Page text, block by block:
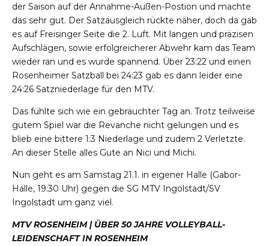
der Saison auf der Annahme-Außen-Postion und machte
das sehr gut. Der Satzausgleich rückte näher, doch da gab
es auf Freisinger Seite die 2. Luft. Mit langen und präzisen
Aufschlägen, sowie erfolgreicherer Abwehr kam das Team
wieder ran und es wurde spannend. Über 23:22 und einen
Rosenheimer Satzball bei 24:23 gab es dann leider eine
24:26 Satzniederlage für den MTV.
Das fühlte sich wie ein gebrauchter Tag an. Trotz teilweise
gutem Spiel war die Revanche nicht gelungen und es
blieb eine bittere 1:3 Niederlage und zudem 2 Verletzte.
An dieser Stelle alles Gute an Nici und Michi.
Nun geht es am Samstag 21.1. in eigener Halle (Gabor-
Halle, 19:30 Uhr) gegen die SG MTV Ingolstadt/SV
Ingolstadt um ganz viel.
MTV ROSENHEIM | ÜBER 50 JAHRE VOLLEYBALL-
LEIDENSCHAFT IN ROSENHEIM